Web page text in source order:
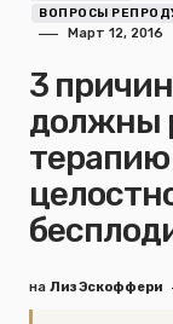
ВОПРОСЫ
Март 12, 2016
3
должны
терапию
на Лиз Эскоффери